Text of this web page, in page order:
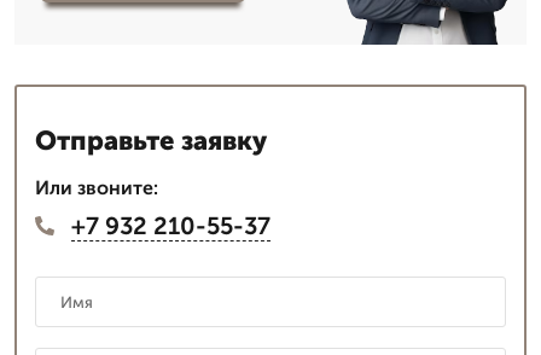
Отправьте заявку
Или звоните:
+7 932 210-55-37